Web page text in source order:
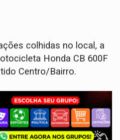
colhidas no local, a
Honda CB 600F
Centro/Bairro.